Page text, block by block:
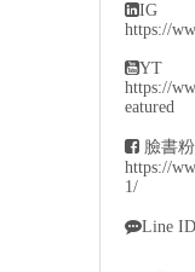
IG
https://
YT
https://
eatured
 臉書
https://
1/
Line